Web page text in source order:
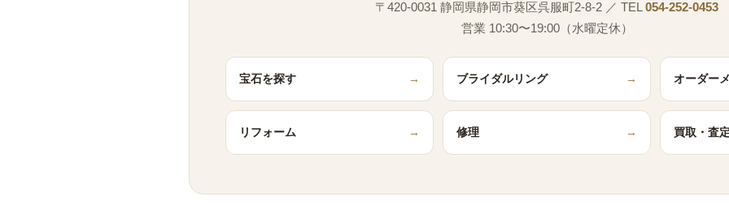
〒420-0031 静岡県静岡市葵区呉服町2-8-2 ／ TEL 054-252-0453
営業 10:30〜19:00（水曜定休）
宝石を探す → ブライダルリング → オーダー
リフォーム → 修理 → 買取・査